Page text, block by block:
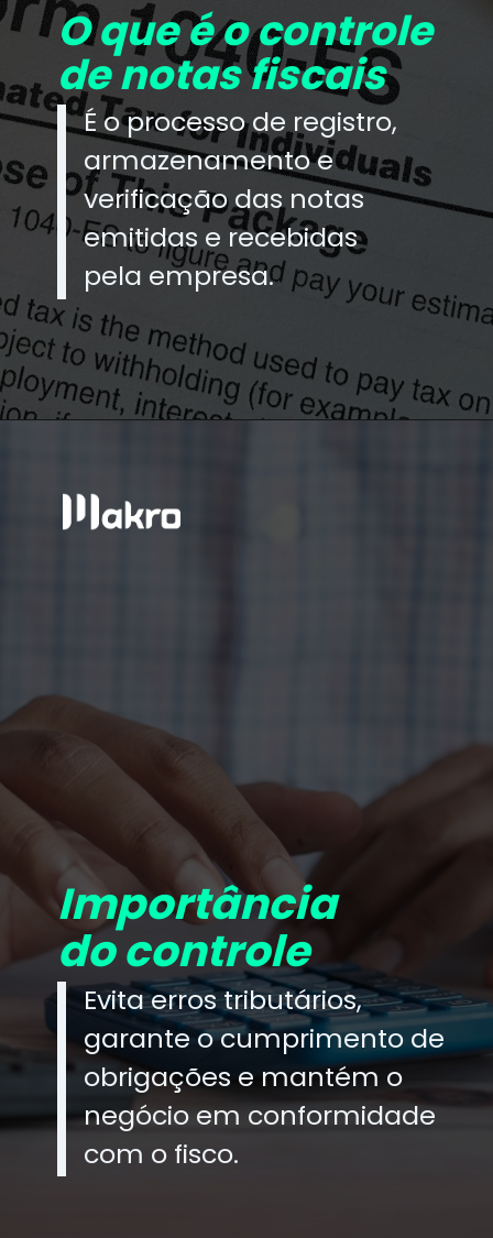
O que é o controle
de notas fiscais
É o processo de registro,
armazenamento e
verificação das notas
emitidas e recebidas
pela empresa.
Importância
do controle
Evita erros tributários,
garante o cumprimento de
obrigações e mantém o
negócio em conformidade
com o fisco.